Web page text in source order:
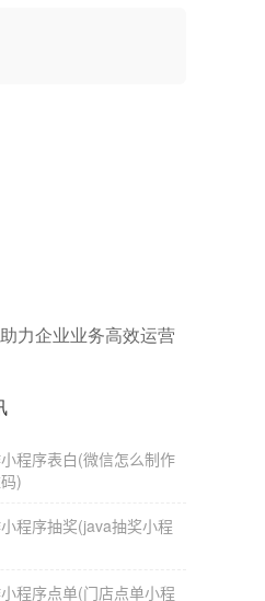
力企业业务高效运营
程序表白(微信怎么制作
)
程序抽奖(java抽奖小程
程序点单(门店点单小程